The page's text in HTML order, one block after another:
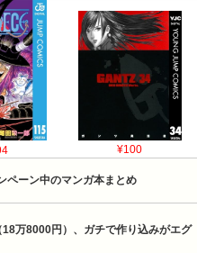
¥100
ペーン中のマンガ本まとめ
18万8000円）、ガチで作り込みがエグ